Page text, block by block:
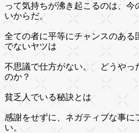
って気持ちが沸き起こるのは、今
いからだ。
全ての者に平等にチャンスのある
でないヤツは
不思議で仕方がない。 どうやっ
のか？
貧乏人でいる秘訣とは
感謝をせずに、ネガティブな事に
い。